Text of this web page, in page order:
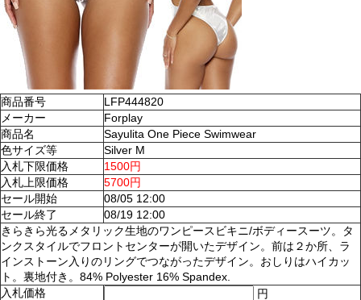
商品番号
LFP444820
メーカー
Forplay
商品名
Sayulita One Piece Swimwear
色サイズ等
Silver M
入札下限価格
1500円
入札上限価格
5700円
セール開始
08/05 12:00
セール終了
08/19 12:00
きらきら光るメタリック生地のワンピースビキニ/ボディースーツ。タ
ンクスタイルでフロントセンターが開いたデザイン。前は２か所、ラ
インストーン入りのリングでつながったデザイン。おしりはハイカッ
ト。裏地付き。84% Polyester 16% Spandex.
入札価格
円